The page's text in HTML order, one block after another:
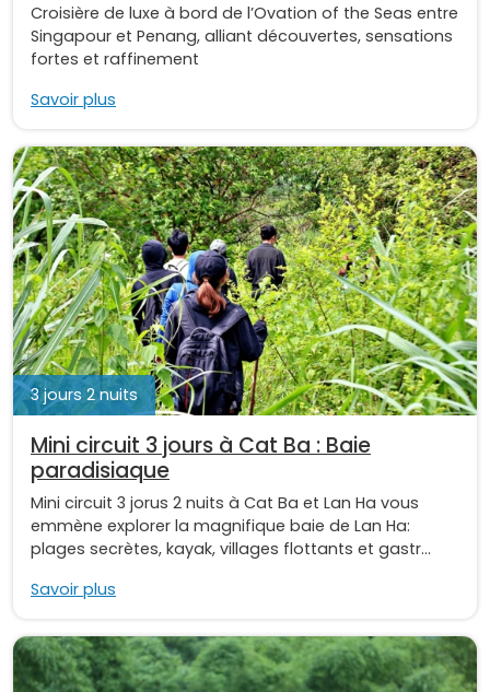
Croisière de luxe à bord de l’Ovation of the Seas entre
Singapour et Penang, alliant découvertes, sensations
fortes et raffinement
Savoir plus
3 jours 2 nuits
Mini circuit 3 jours à Cat Ba : Baie
paradisiaque
Mini circuit 3 jorus 2 nuits à Cat Ba et Lan Ha vous
emmène explorer la magnifique baie de Lan Ha:
plages secrètes, kayak, villages flottants et gastr...
Savoir plus